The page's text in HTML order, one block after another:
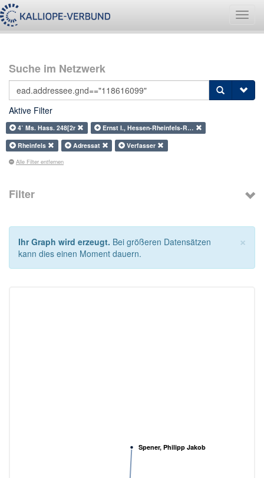
Suche im Netzwerk
Aktive Filter
4˚ Ms. Hass. 248[2r
Ernst I., Hessen-Rheinfels-R…
Rheinfels
Adressat Verfasser
Alle Filter entfernen
Filter
×
Ihr Graph wird erzeugt. Bei größeren Datensätzen
kann dies einen Moment dauern.
Spener, Philipp Jakob